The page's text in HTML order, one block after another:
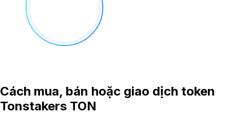
Cách mua, bán hoặc giao dịch token
Tonstakers TON